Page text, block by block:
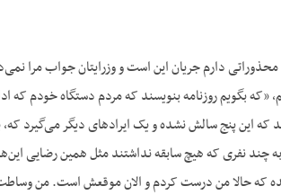
دارم جریان این است و وزرایتان جواب مرا
«که بگویم روزنامه بنویسند که مردم دستگاه خودم
این پنج سالش نشده و یک ایرادهای دیگر می‌گیرد
نفری که هیچ سابقه نداشتند مثل همین رضایی
که حالا من درست کردم و الان موقعش است. من